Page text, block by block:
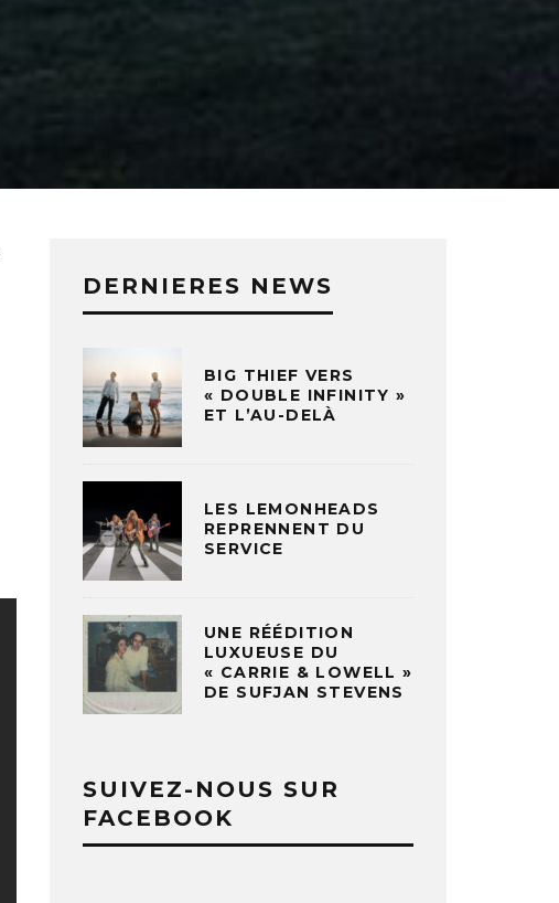
DERNIERES NEWS
BIG THIEF VERS
« DOUBLE INFINITY »
ET L’AU-DELÀ
LES LEMONHEADS
REPRENNENT DU
SERVICE
UNE RÉÉDITION
LUXUEUSE DU
« CARRIE & LOWELL »
DE SUFJAN STEVENS
SUIVEZ-NOUS SUR
FACEBOOK